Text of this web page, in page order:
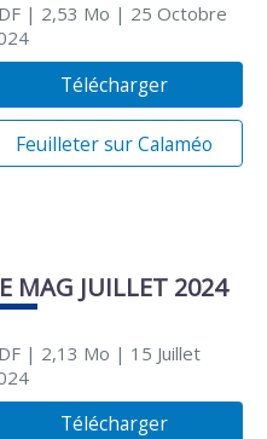
| 2,53 Mo | 25 Octobre
Télécharger
Feuilleter sur Calaméo
MAG JUILLET 2024
| 2,13 Mo | 15 Juillet
Télécharger